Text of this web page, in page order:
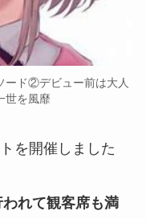
ード②デビュー前は大人
世を風靡
を開催 しました
れて観客席も満